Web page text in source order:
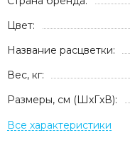
Ramili
Recaro
Redsbaby
Suavinex
Sweet Baby
Цвет:
Название расцветки:
Вес, кг:
Размеры, см (ШxГxВ):